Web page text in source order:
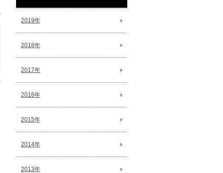
2019年
2018年
2017年
2016年
2015年
2014年
2013年